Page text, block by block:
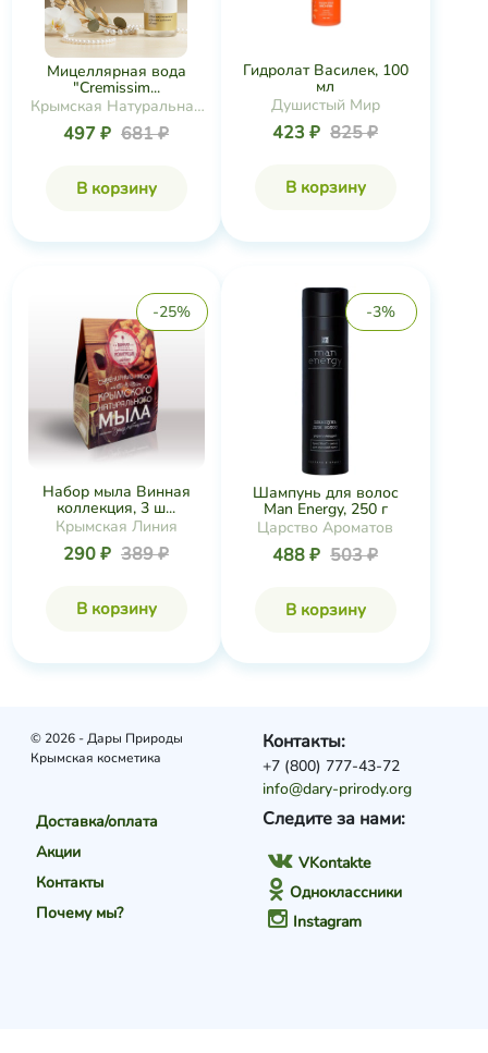
Мицеллярная вода
"Cremissim...
Крымская Натуральная
Коллекция
497 ₽ 681 ₽
В корзину
Гидролат Василек, 100
мл
Душистый Мир
423 ₽ 825 ₽
В корзину
-25%
Набор мыла Винная
коллекция, 3 ш...
Крымская Линия
290 ₽ 389 ₽
В корзину
-3%
Шампунь для волос
Man Energy, 250 г
Царство Ароматов
488 ₽ 503 ₽
В корзину
© 2026 - Дары Природы
Крымская косметика
Доставка/оплата
Акции
Контакты
Почему мы?
Следите за нами:
VKontakte
Одноклассники
Instagram
Контакты:
+7 (800) 777-43-72
info@dary-prirody.org